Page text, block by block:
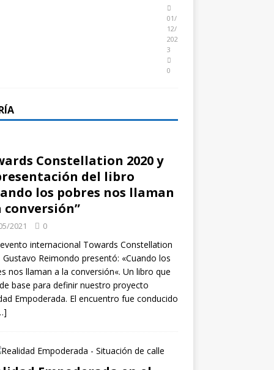
01/
12/
202
3
0
Constellation 2020 y
del libro
los pobres nos llaman
conversión”
2021 0
internacional Towards Constellation
Gustavo Reimondo presentó: «Cuando los
nos llaman a la conversión«. Un libro que
base para definir nuestro proyecto
Empoderada. El encuentro fue conducido